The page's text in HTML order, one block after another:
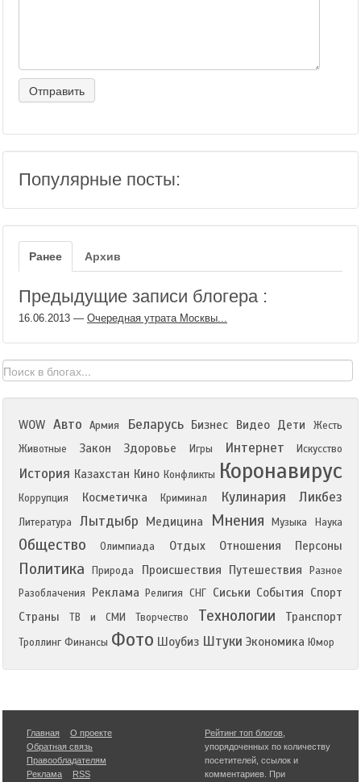
Популярные посты:
Ранее Архив
Предыдущие записи блогера :
16.06.2013 — Очередная утрата Москвы...
WOW Авто Армия Беларусь Бизнес Видео Дети
Жесть
Животные
Закон Здоровье Игры Интернет Искусство
История Казахстан Кино Конфликты Коронавирус
Коррупция Косметичка Криминал Кулинария Ликбез
Литература Лытдыбр Медицина Мнения Музыка Наука
Общество Олимпиада Отдых Отношения Персоны
Политика Природа Происшествия Путешествия
Разное
Разоблачения
Реклама Религия СНГ Сиськи События Спорт
Страны
ТВ и СМИ Творчество Технологии Транспорт
Троллинг Финансы Фото Шоубиз Штуки Экономика Юмор
Главная
О проекте
Обратная связь
Правообладателям
Реклама
RSS
Рейтинг топ блогов
упорядоченных по количеству
посетителей, ссылок и
комментариев. При